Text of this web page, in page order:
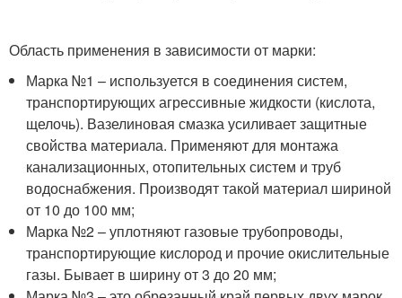
Область применения в зависимости от марки:
Марка №1 – используется в соединения систем,
транспортирующих агрессивные жидкости (кислота,
щелочь). Вазелиновая смазка усиливает защитные
свойства материала. Применяют для монтажа
канализационных, отопительных систем и труб
водоснабжения. Производят такой материал шириной
от 10 до 100 мм;
Марка №2 – уплотняют газовые трубопроводы,
транспортирующие кислород и прочие окислительные
газы. Бывает в ширину от 3 до 20 мм;